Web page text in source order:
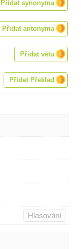
Přidat synonyma
Přidat antonyma
Přidat větu
Přidat Překlad
Hlasování